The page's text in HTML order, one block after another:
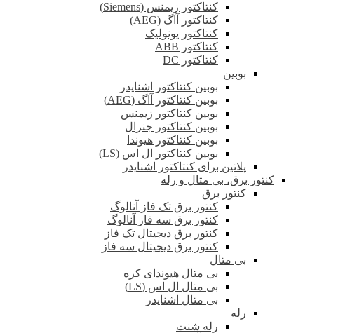
کنتاکتور زیمنس (Siemens)
کنتاکتور آاگ (AEG)
کنتاکتور یونولیک
کنتاکتور ABB
کنتاکتور DC
بوبین
بوبین کنتاکتور اشنایدر
بوبین کنتاکتور آاگ (AEG)
بوبین کنتاکتور زیمنس
بوبین کنتاکتور جنرال
بوبین کنتاکتور هیوندا
بوبین کنتاکتور ال اس (LS)
پلاتین برای کنتاکتور اشنایدر
کنتور برق، بی متال و رله
کنتور برق
کنتور برق تک فاز آنالوگ
کنتور برق سه فاز آنالوگ
کنتور برق دیجیتال تک فاز
کنتور برق دیجیتال سه فاز
بی متال
بی متال هیوندای کره
بی متال ال اس (LS)
بی متال اشنایدر
رله
رله شنت